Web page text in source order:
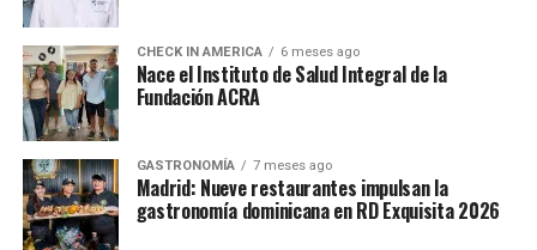
CHECK IN AMERICA 6 meses ago
Nace el Instituto de Salud Integral de la
Fundación ACRA
GASTRONOMÍA 7 meses ago
Madrid: Nueve restaurantes impulsan la
gastronomía dominicana en RD Exquisita 2026